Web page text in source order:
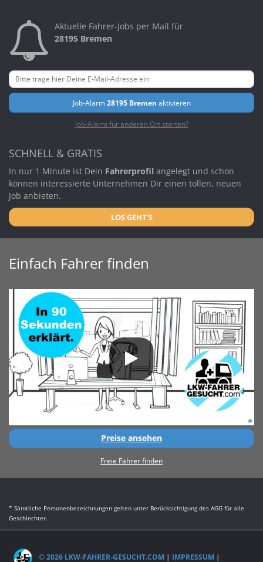
Aktuelle Fahrer-Jobs per Mail für
28195 Bremen
Job-Alarm28195 Bremen aktivieren
Job-Alarm für anderen Ort starten?
SCHNELL & GRATIS
In nur 1 Minute ist Dein Fahrerprofil angelegt und schon
können interessierte Unternehmen Dir einen tollen, neuen
Job anbieten.
LOS GEHT'S
Einfach Fahrer finden
Preise ansehen
Freie Fahrer finden
* Sämtliche Personenbezeichnungen gelten unter Berücksichtigung des AGG für alle
Geschlechter.
© 2026 LKW-FAHRER-GESUCHT.COM | IMPRESSUM |